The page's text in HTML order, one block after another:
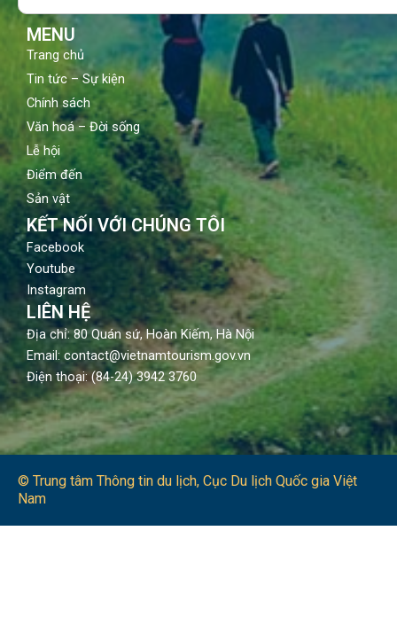
MENU
Trang chủ
Tin tức – Sự kiện
Chính sách
Văn hoá – Đời sống
Lễ hội
Điểm đến
Sản vật
KẾT NỐI VỚI CHÚNG TÔI
Facebook
Youtube
Instagram
LIÊN HỆ
Địa chỉ: 80 Quán sứ, Hoàn Kiếm, Hà Nội
Email: contact@vietnamtourism.gov.vn
Điện thoại: (84-24) 3942 3760
© Trung tâm Thông tin du lịch​, Cục Du lịch Quốc gia Việt
Nam